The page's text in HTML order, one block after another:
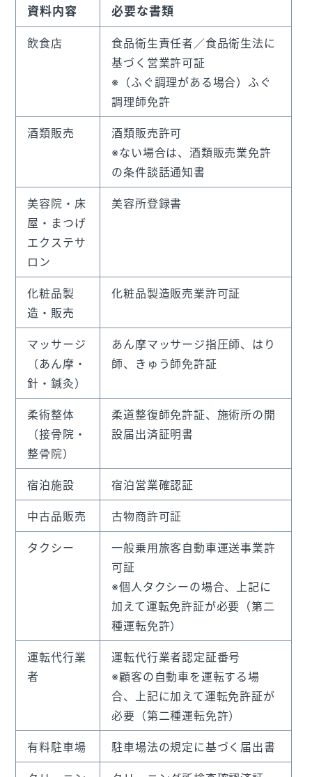
資料内容 必要な書類
飲食店
食品衛生責任者／食品衛生法に
基づく営業許可証
※（ふぐ調理がある場合）ふぐ
調理師免許
酒類販売
酒類販売許可
※ない場合は、酒類販売業免許
の条件談話通知書
美容院・床
屋・まつげ
エクステサ
ロン
美容所登録書
化粧品製
造・販売
化粧品製造販売業許可証
マッサージ
（あん摩・
針・鍼灸）
あん摩マッサージ指圧師、はり
師、きゅう師免許証
柔術整体
（接骨院・
整骨院）
柔道整復師免許証、施術所の開
設届出済証明書
宿泊施設
宿泊営業確認証
中古品販売
古物商許可証
タクシー
一般乗用旅客自動車運送事業許
可証
※個人タクシーの場合、上記に
加えて運転免許証が必要（第二
種運転免許）
運転代行業
者
運転代行業者認定証番号
※顧客の自動車を運転する場
合、上記に加えて運転免許証が
必要（第二種運転免許）
有料駐車場
駐車場法の規定に基づく届出書